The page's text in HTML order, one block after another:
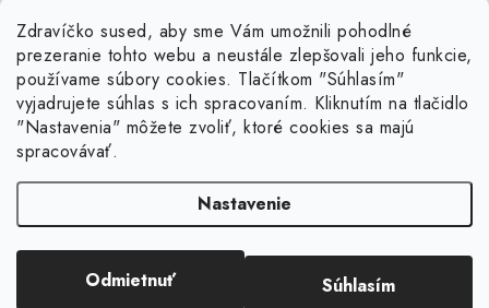
Zdravíčko sused, aby sme Vám umožnili pohodlné
prezeranie tohto webu a neustále zlepšovali jeho funkcie,
používame súbory cookies. Tlačítkom "Súhlasím"
vyjadrujete súhlas s ich spracovaním. Kliknutím na tlačidlo
"Nastavenia" môžete zvoliť, ktoré cookies sa majú
spracovávať.
Nastavenie
Odmietnuť Súhlasím
O nás
Kontakty
Susedov blog
Pre lepšie susedstvo
Všetko o nákupe
Doprava a platba
Ako balíme zásielky?
Dokumenty
Copyright 2026 . Všetky práva vyhradené.